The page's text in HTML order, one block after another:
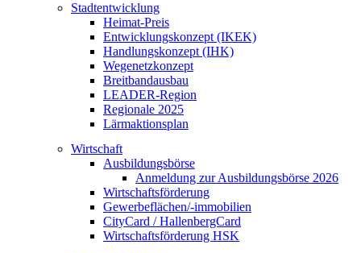
Stadtentwicklung
Heimat-Preis
Entwicklungskonzept (IKEK)
Handlungskonzept (IHK)
Wegenetzkonzept
Breitbandausbau
LEADER-Region
Regionale 2025
Lärmaktionsplan
Wirtschaft
Ausbildungsbörse
Anmeldung zur Ausbildungsbörse 2026
Wirtschaftsförderung
Gewerbeflächen/-immobilien
CityCard / HallenbergCard
Wirtschaftsförderung HSK